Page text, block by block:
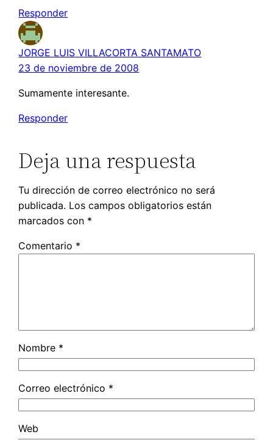
Responder
JORGE LUIS VILLACORTA SANTAMATO
23 de noviembre de 2008
Sumamente interesante.
Responder
Deja una respuesta
Tu dirección de correo electrónico no será
publicada. Los campos obligatorios están
marcados con *
Comentario *
Nombre *
Correo electrónico *
Web